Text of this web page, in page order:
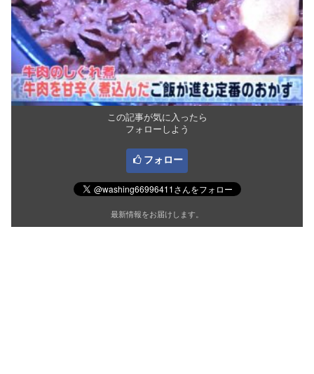
この記事が気に入ったら
フォローしよう
フォロー
最新情報をお届けします。